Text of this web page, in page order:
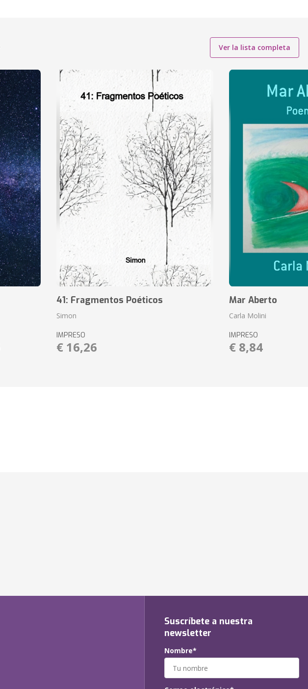
Ver la lista completa
41: Fragmentos Poéticos
Simon
IMPRESO
€ 16,26
Mar Aberto
Carla Molini
IMPRESO
€ 8,84
Suscríbete a nuestra
newsletter
Nombre*